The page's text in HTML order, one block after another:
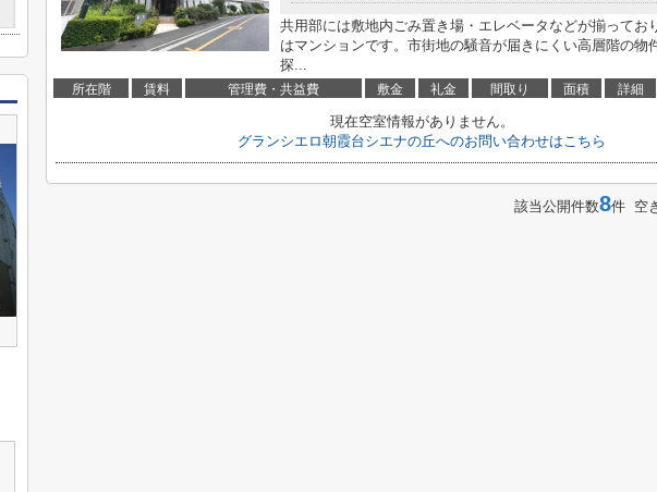
共用部には敷地内ごみ置き場・エレベータなどが揃ってお
はマンションです。市街地の騒音が届きにくい高層階の物
探...
所在階 賃料 管理費・共益費 敷金 礼金 間取り 面積 詳細
現在空室情報がありません。
グランシエロ朝霞台シエナの丘へのお問い合わせはこちら
該当公開件数8件 空